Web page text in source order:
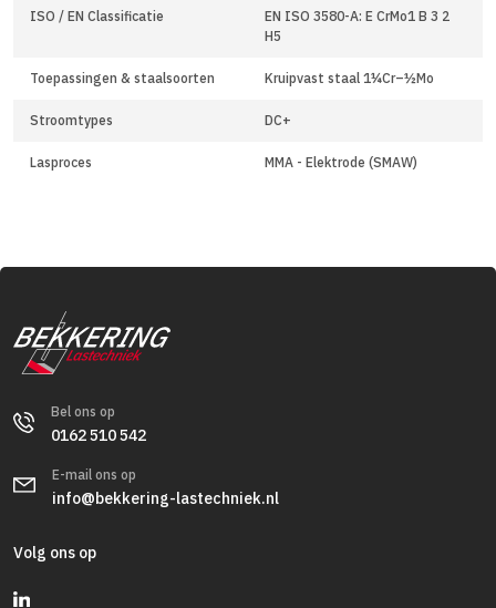
ISO / EN Classificatie
EN ISO 3580-A: E CrMo1 B 3 2
H5
Toepassingen & staalsoorten Kruipvast staal 1¼Cr–½Mo
Stroomtypes DC+
Lasproces MMA - Elektrode (SMAW)
Bel ons op
0162 510 542
E-mail ons op
info@bekkering-lastechniek.nl
Volg ons op